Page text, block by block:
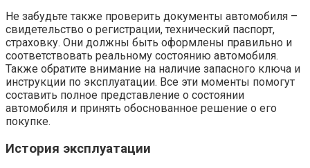
Не забудьте также проверить документы автомобиля –
свидетельство о регистрации, технический паспорт,
страховку. Они должны быть оформлены правильно и
соответствовать реальному состоянию автомобиля.
Также обратите внимание на наличие запасного ключа и
инструкции по эксплуатации. Все эти моменты помогут
составить полное представление о состоянии
автомобиля и принять обоснованное решение о его
покупке.
История эксплуатации